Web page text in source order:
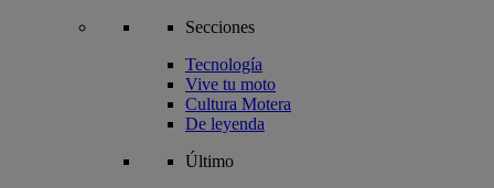
Secciones
Tecnología
Vive tu moto
Cultura Motera
De leyenda
Último